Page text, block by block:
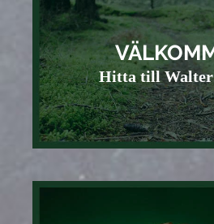
Hitta till Walter